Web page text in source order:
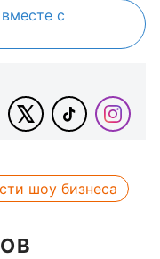
с
шоу бизнеса